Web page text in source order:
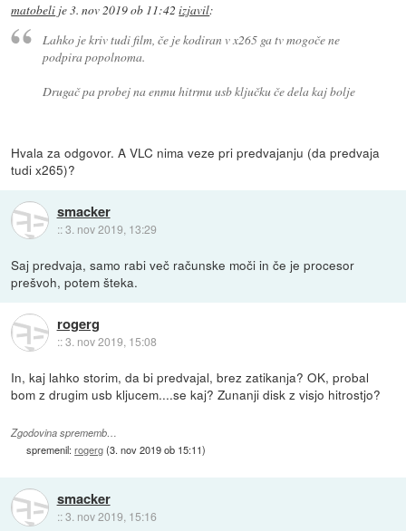
matobeli je3. nov 2019 ob 11:42 izjavil:
Lahko je kriv tudi film, če je kodiran v x265 ga tv mogoče ne
podpira popolnoma.
Drugač pa probej na enmu hitrmu usb ključku če dela kaj bolje
Hvala za odgovor. A VLC nima veze pri predvajanju (da predvaja
tudi x265)?
smacker
::3. nov 2019, 13:29
Saj predvaja, samo rabi več računske moči in če je procesor
prešvoh, potem šteka.
rogerg
::3. nov 2019, 15:08
In, kaj lahko storim, da bi predvajal, brez zatikanja? OK, probal
bom z drugim usb kljucem....se kaj? Zunanji disk z visjo hitrostjo?
Zgodovina sprememb…
spremenil:rogerg(3. nov 2019 ob 15:11)
smacker
::3. nov 2019, 15:16